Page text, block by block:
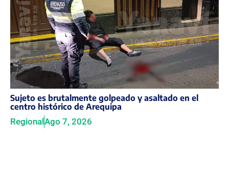
Sujeto es brutalmente golpeado y asaltado en el
centro histórico de Arequipa
RegionalAgo 7, 2026